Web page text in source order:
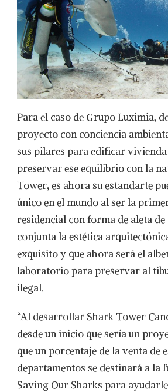
Para el caso de Grupo Luximia,
proyecto con conciencia
sus pilares para edificar
preservar ese equilibrio con la
Tower,es ahora su estandarte
único en el mundo al ser la
residencial con forma de aleta de
conjunta la estética
exquisito y que ahora será el
laboratorio para preservar al
ilegal.
“Al desarrollar Shark Tower
desde un inicio que sería un
que un porcentaje de la venta de
departamentos se destinará a la
Saving Our Sharks para